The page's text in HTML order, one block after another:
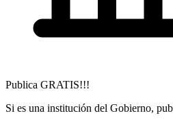
Publica GRATIS!!!
Si es una institución del Gobierno,